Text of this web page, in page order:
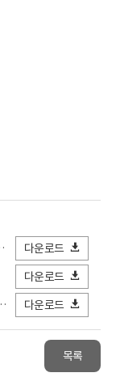
다운로드
다운로드
다운로드
목록